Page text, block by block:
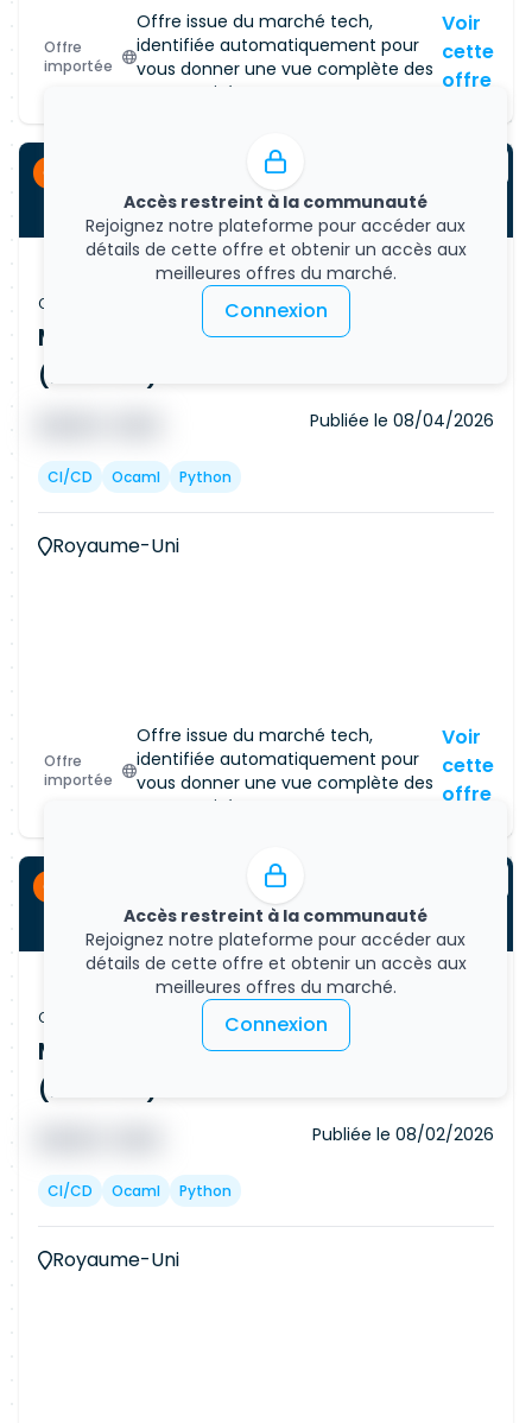
Offre
importée
Offre issue du marché tech,
identifiée automatiquement pour
vous donner une vue complète des
opportunités.
Accès restreint à la communauté
Rejoignez notre plateforme pour accéder aux
détails de cette offre et obtenir un accès aux
meilleures offres du marché.
Connexion
Voir
cette
offre
CDI
Offre d'emploi
Machine Learning Engineer - AI
(Remote)
Publiée le 08/04/2026
CI/CD Ocaml Python
Royaume-Uni
Offre
importée
Offre issue du marché tech,
identifiée automatiquement pour
vous donner une vue complète des
opportunités.
Accès restreint à la communauté
Rejoignez notre plateforme pour accéder aux
détails de cette offre et obtenir un accès aux
meilleures offres du marché.
Connexion
Voir
cette
offre
CDI
Offre d'emploi
Machine Learning Engineer - AI
(Remote)
Publiée le 08/02/2026
CI/CD Ocaml Python
Royaume-Uni